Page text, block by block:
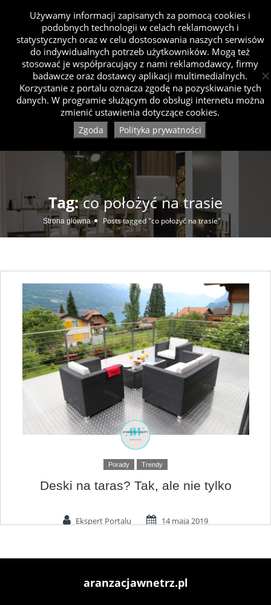
Tag:co położyć na trasie
Strona główna Posts tagged "co położyć na trasie"
Porady Trendy
Deski na taras? Tak, ale nie tylko
Ekspert Portalu 14 maja 2019
aranzacjawnetrz.pl
Używamy informacji zapisanych za pomocą cookies i
podobnych technologii w celach reklamowych i
statystycznych oraz w celu dostosowania naszych serwisów
do indywidualnych potrzeb użytkowników. Mogą też
stosować je współpracujący z nami reklamodawcy, firmy
badawcze oraz dostawcy aplikacji multimedialnych.
Korzystanie z portalu oznacza zgodę na pozyskiwanie tych
danych. W programie służącym do obsługi internetu można
zmienić ustawienia dotyczące cookies.
Zgoda Polityka prywatności